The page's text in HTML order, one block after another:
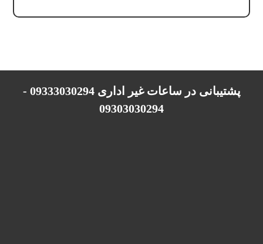
پشتیبانی در ساعات غیر اداری 09333030294 -
09303030294